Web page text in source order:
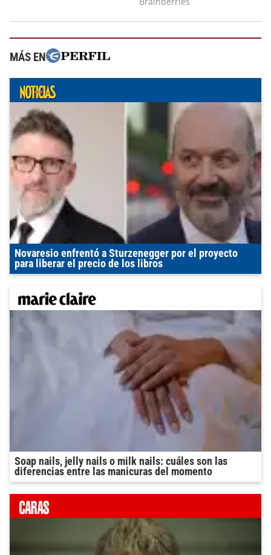
MÁS EN
Novaresio enfrentó a Sturzenegger por el proyecto
para liberar el precio de los libros
Soap nails, jelly nails o milk nails: cuáles son las
diferencias entre las manicuras del momento